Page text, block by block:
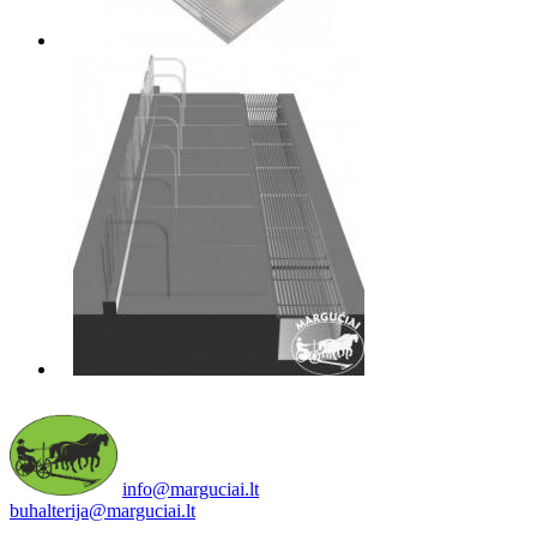
info@marguciai.lt
buhalterija@marguciai.lt